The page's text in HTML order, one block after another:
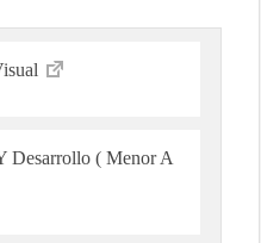
Desarrollo ( Menor A